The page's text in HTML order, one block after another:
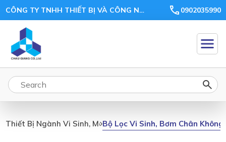
CÔNG TY TNHH THIẾT BỊ VÀ CÔNG NGHỆ CHÂU GIANG 0902035990
Thiết Bị Ngành Vi Sinh, Môi TrườngBộ Lọc Vi Sinh, Bơm Chân